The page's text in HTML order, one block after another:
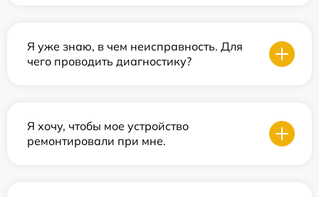
Я уже знаю, в чем неисправность. Для
чего проводить диагностику?
Я хочу, чтобы мое устройство
ремонтировали при мне.